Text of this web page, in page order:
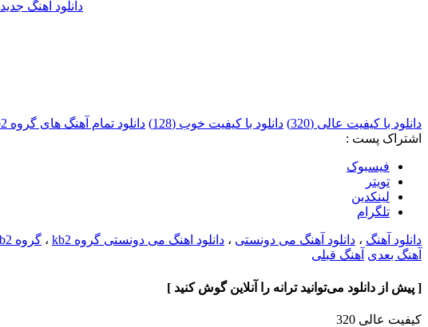
دانلود آهنگ جدید
دانلود با کیفیت عالی (320) دانلود با کیفیت خوب (128)
دانلود تمام آهنگ های گروه kb2
اشتراک پست :
فيسبوک
تويتر
لینکدین
تلگرام
دانلود آهنگ ، دانلود آهنگ می دونستی ، دانلود اهنگ می دونستی گروه kb2 ، گروه kb2
آهنگ بعدی آهنگ قبلی
[ پیش از دانلود می‌توانید ترانه را آنلاین گوش کنید ]
کیفیت عالی 320